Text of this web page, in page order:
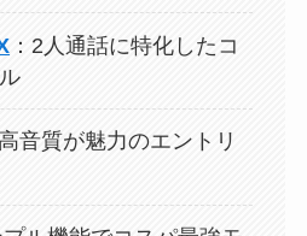
：2人通話に特化したコ
高音質が魅力のエントリ